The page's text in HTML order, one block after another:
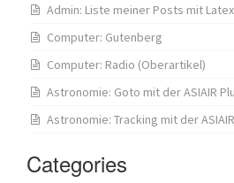
Admin: Liste meiner Posts mit Latex
Computer: Gutenberg
Computer: Radio (Oberartikel)
Astronomie: Goto mit der ASIAIR
Astronomie: Tracking mit der
Categories